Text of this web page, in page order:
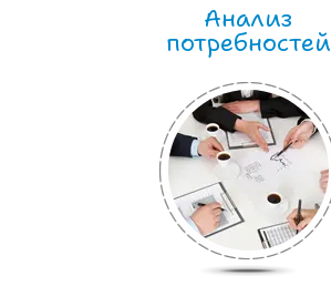
Анализ
потребностей